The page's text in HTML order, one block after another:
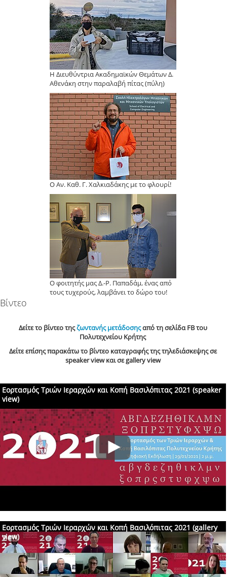
Η Διευθύντρια Ακαδημαϊκών Θεμάτων Δ.
Αθενάκη στην παραλαβή πίτας (πύλη)
Ο Αν. Καθ. Γ. Χαλκιαδάκης με το φλουρί!
Ο φοιτητής μας Δ.-Ρ. Παπαδάμ, ένας από
τους τυχερούς, λαμβάνει το δώρο του!
Βίντεο
Δείτε το βίντεο τηςζωντανής μετάδοσηςαπό τη σελίδα FB του
Πολυτεχνείου Κρήτης
Δείτε επίσης παρακάτω το βίντεο καταγραφής της τηλεδιάσκεψης σε
speaker view και σε gallery view
Εορτασμός Τριών Ιεραρχών και Κοπή Βασιλόπιτας 2021 (speaker
view)
Εορτασμός Τριών Ιεραρχών και Κοπή Βασιλόπιτας 2021 (gallery
view)